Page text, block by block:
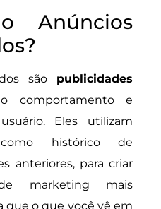
Anúncios
são publicidades
comportamento e
Eles utilizam
histórico de
anteriores, para criar
marketing mais
que o que você vê em